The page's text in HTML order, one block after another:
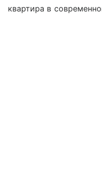
квартира в